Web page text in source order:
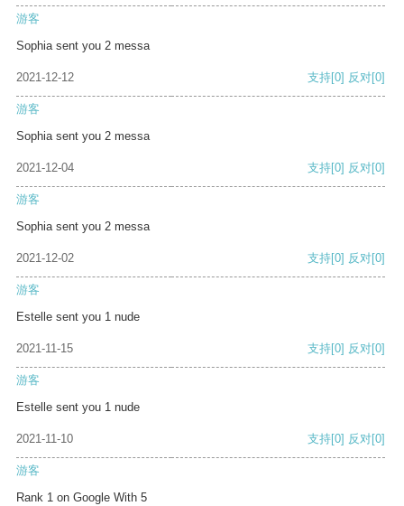
游客
Sophia sent you 2 messa
2021-12-12 支持[0] 反对[0]
游客
Sophia sent you 2 messa
2021-12-04 支持[0] 反对[0]
游客
Sophia sent you 2 messa
2021-12-02 支持[0] 反对[0]
游客
Estelle sent you 1 nude
2021-11-15 支持[0] 反对[0]
游客
Estelle sent you 1 nude
2021-11-10 支持[0] 反对[0]
游客
Rank 1 on Google With 5